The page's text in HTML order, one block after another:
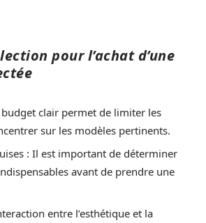
pour l’achat d’une
clair permet de limiter les
sur les modèles pertinents.
: Il est important de déterminer
avant de prendre une
entre l’esthétique et la